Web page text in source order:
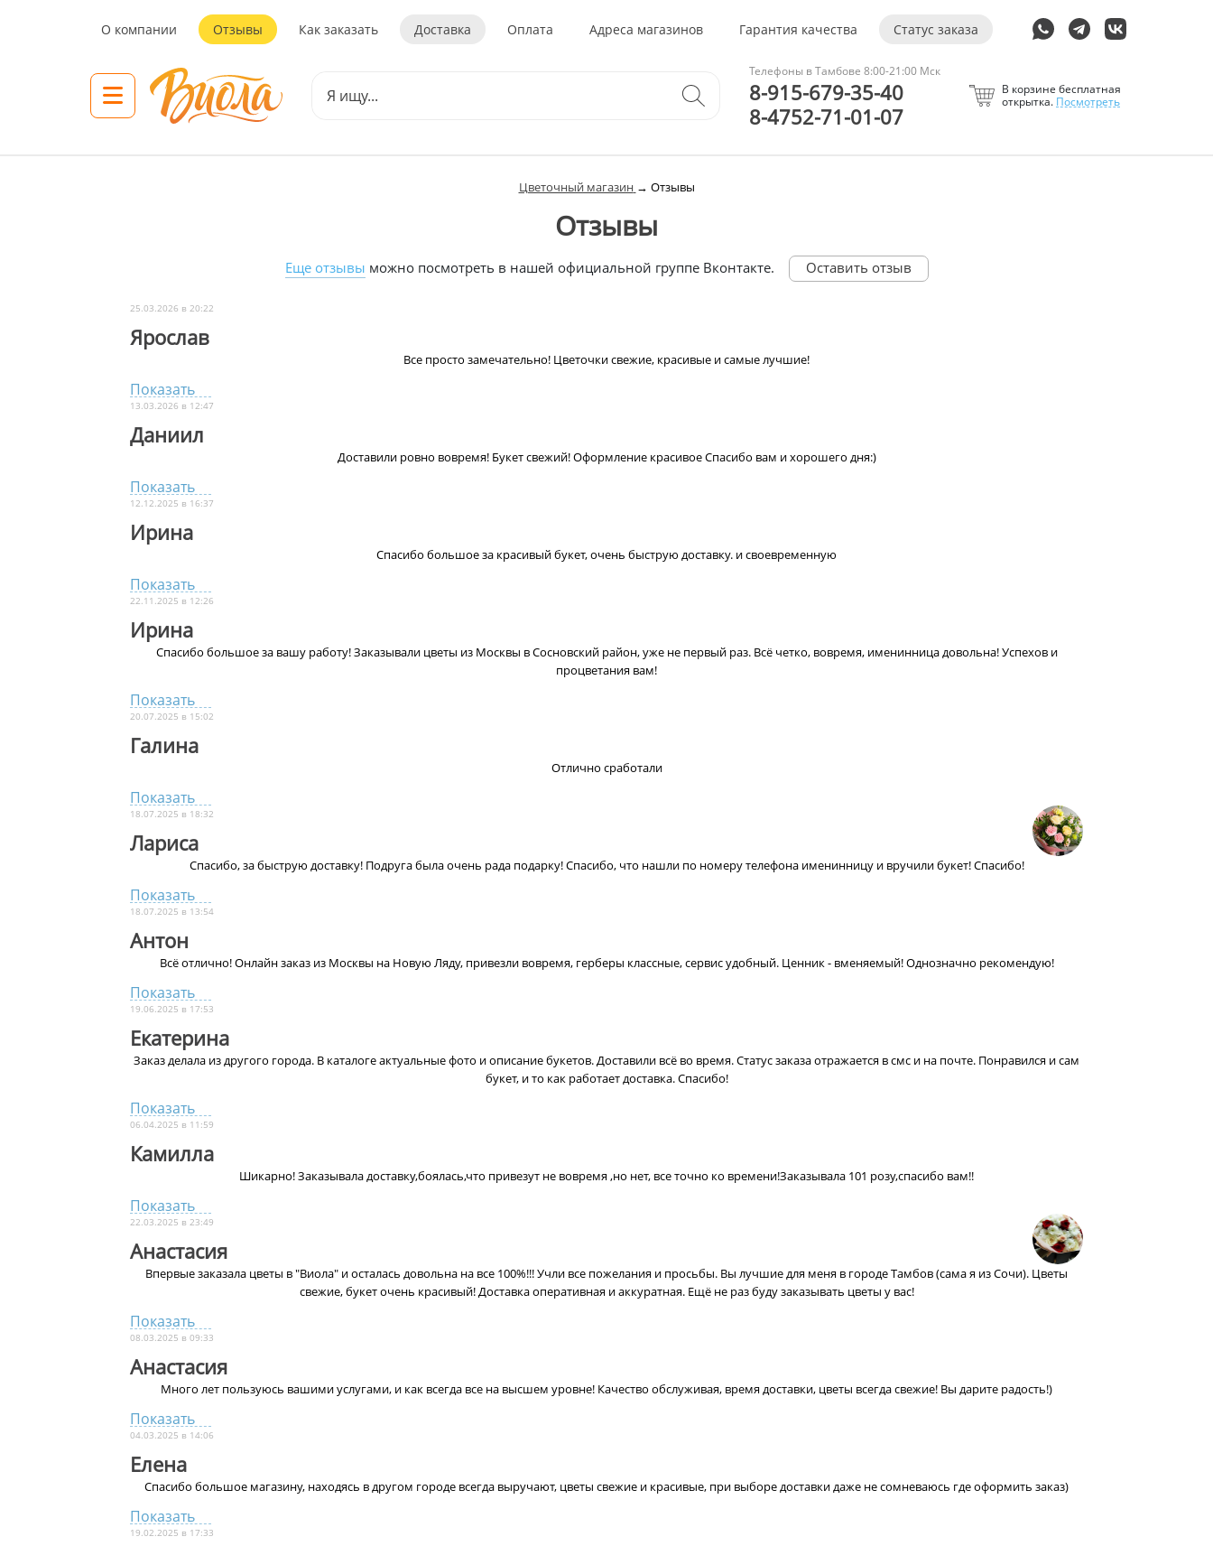
О компании Отзывы Как заказать Доставка Оплата Адреса магазинов Гарантия качества Статус заказа
Телефоны в Тамбове 8:00-21:00 Мск
8-915-679-35-40
8-4752-71-01-07
В корзине бесплатная
открытка. Посмотреть
Цветочный магазин → Отзывы
Отзывы
Еще отзывы можно посмотреть в нашей официальной группе Вконтакте. Оставить отзыв
Ярослав
25.03.2026 в 20:22
Все просто замечательно! Цветочки свежие, красивые и самые лучшие!
Показать
Даниил
13.03.2026 в 12:47
Доставили ровно вовремя! Букет свежий! Оформление красивое Спасибо вам и хорошего дня:)
Показать
Ирина
12.12.2025 в 16:37
Спасибо большое за красивый букет, очень быструю доставку. и своевременную
Показать
Ирина
22.11.2025 в 12:26
Спасибо большое за вашу работу! Заказывали цветы из Москвы в Сосновский район, уже не первый раз. Всё четко, вовремя, именинница довольна! Успехов и
процветания вам!
Показать
Галина
20.07.2025 в 15:02
Отлично сработали
Показать
Лариса
18.07.2025 в 18:32
Спасибо, за быструю доставку! Подруга была очень рада подарку! Спасибо, что нашли по номеру телефона именинницу и вручили букет! Спасибо!
Показать
Антон
18.07.2025 в 13:54
Всё отлично! Онлайн заказ из Москвы на Новую Ляду, привезли вовремя, герберы классные, сервис удобный. Ценник - вменяемый! Однозначно рекомендую!
Показать
Екатерина
19.06.2025 в 17:53
Заказ делала из другого города. В каталоге актуальные фото и описание букетов. Доставили всё во время. Статус заказа отражается в смс и на почте. Понравился и сам
букет, и то как работает доставка. Спасибо!
Показать
Камилла
06.04.2025 в 11:59
Шикарно! Заказывала доставку,боялась,что привезут не вовремя ,но нет, все точно ко времени!Заказывала 101 розу,спасибо вам!!
Показать
Анастасия
22.03.2025 в 23:49
Впервые заказала цветы в "Виола" и осталась довольна на все 100%!!! Учли все пожелания и просьбы. Вы лучшие для меня в городе Тамбов (сама я из Сочи). Цветы
свежие, букет очень красивый! Доставка оперативная и аккуратная. Ещë не раз буду заказывать цветы у вас!
Показать
Анастасия
08.03.2025 в 09:33
Много лет пользуюсь вашими услугами, и как всегда все на высшем уровне! Качество обслуживая, время доставки, цветы всегда свежие! Вы дарите радость!)
Показать
Елена
04.03.2025 в 14:06
Спасибо большое магазину, находясь в другом городе всегда выручают, цветы свежие и красивые, при выборе доставки даже не сомневаюсь где оформить заказ)
Показать
19.02.2025 в 17:33